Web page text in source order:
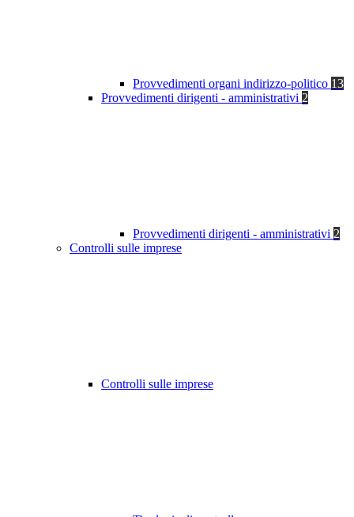
Provvedimenti organi indirizzo-politico 13
Provvedimenti dirigenti - amministrativi 2
Provvedimenti dirigenti - amministrativi 2
Controlli sulle imprese
Controlli sulle imprese